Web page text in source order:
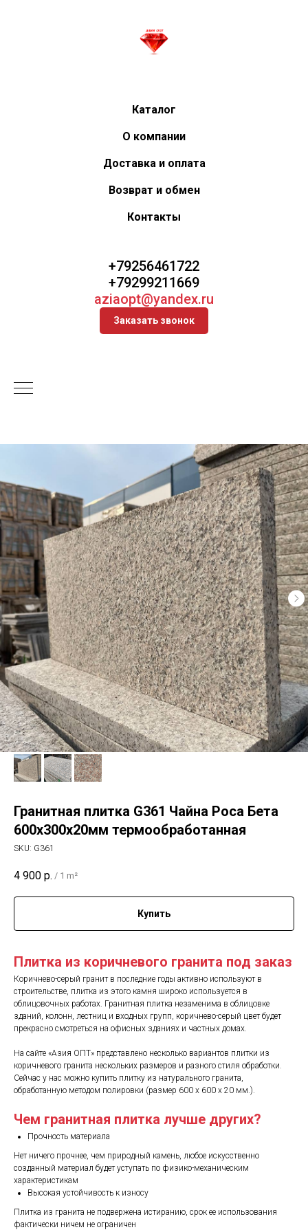
Каталог
О компании
Доставка и оплата
Возврат и обмен
Контакты
+79256461722
+79299211669
aziaopt@yandex.ru
Заказать звонок
Гранитная плитка G361 Чайна Роса Бета
600х300х20мм термообработанная
SKU: G361
4 900 р. / 1 m²
Купить
Плитка из коричневого гранита под заказ
Коричнево-серый гранит в последние годы активно используют в
строительстве, плитка из этого камня широко используется в
облицовочных работах. Гранитная плитка незаменима в облицовке
зданий, колонн, лестниц и входных групп, коричнево-серый цвет будет
прекрасно смотреться на офисных зданиях и частных домах.
На сайте «Азия ОПТ» представлено несколько вариантов плитки из
коричневого гранита нескольких размеров и разного стиля обработки.
Сейчас у нас можно купить плитку из натурального гранита,
обработанную методом полировки (размер 600 х 600 х 20 мм.).
Чем гранитная плитка лучше других?
Прочность материала
Нет ничего прочнее, чем природный камень, любое искусственно
созданный материал будет уступать по физико-механическим
характеристикам
Высокая устойчивость к износу
Плитка из гранита не подвержена истиранию, срок ее использования
фактически ничем не ограничен